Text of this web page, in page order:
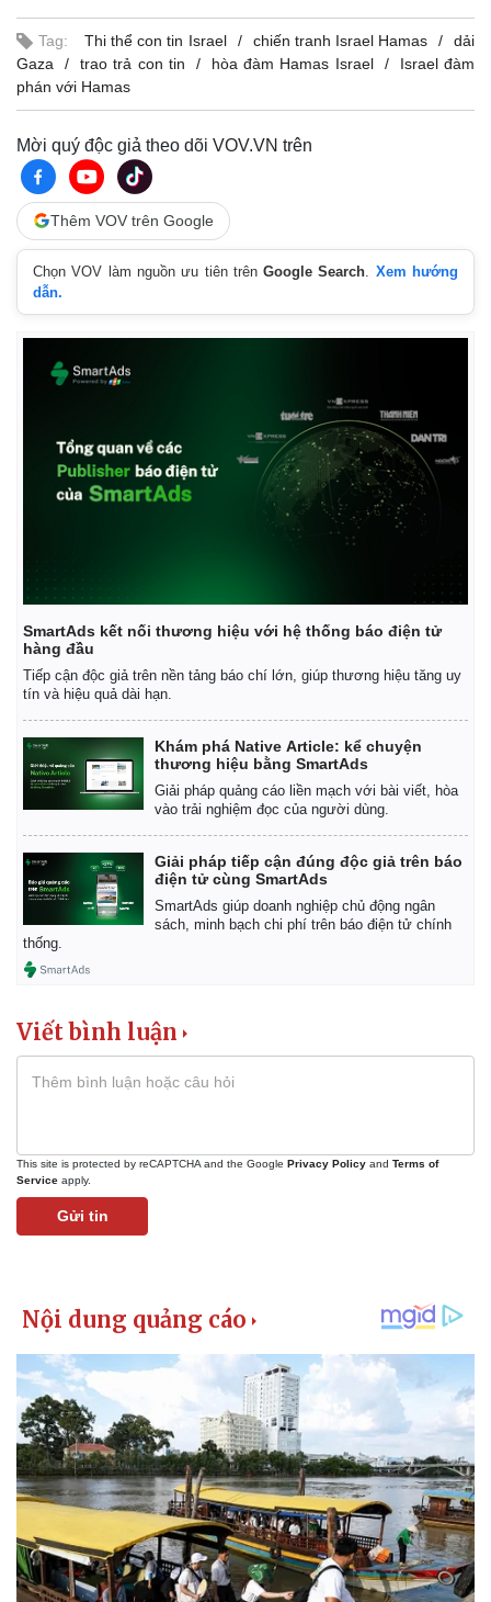
Bất động sản
Khởi nghiệp
Tiêu dùng
Tag: Thi thể con tin Israel chiến tranh Israel Hamas
dải
Gaza
trao trả con tin hòa đàm Hamas Israel
Israel đàm
phán với Hamas
Mời quý độc giả theo dõi VOV.VN trên
Thêm VOV trên Google
Chọn VOV làm nguồn ưu tiên trênGoogle Search
Xem hướng
dẫn.
SmartAds kết nối thương hiệu với hệ thống báo điện tử
hàng đầu
Tiếp cận độc giả trên nền tảng báo chí lớn, giúp thương hiệu tăng uy
tín và hiệu quả dài hạn.
Khám phá Native Article: kể chuyện
thương hiệu bằng SmartAds
Giải pháp quảng cáo liền mạch với bài viết, hòa
vào trải nghiệm đọc của người dùng.
Giải pháp tiếp cận đúng độc giả trên báo
điện tử cùng SmartAds
SmartAds giúp doanh nghiệp chủ động ngân
sách, minh bạch chi phí trên báo điện tử chính
thống.
Viết bình luận
This site is protected by reCAPTCHA and the Google Privacy Policy and Terms of
Service apply.
Gửi tin